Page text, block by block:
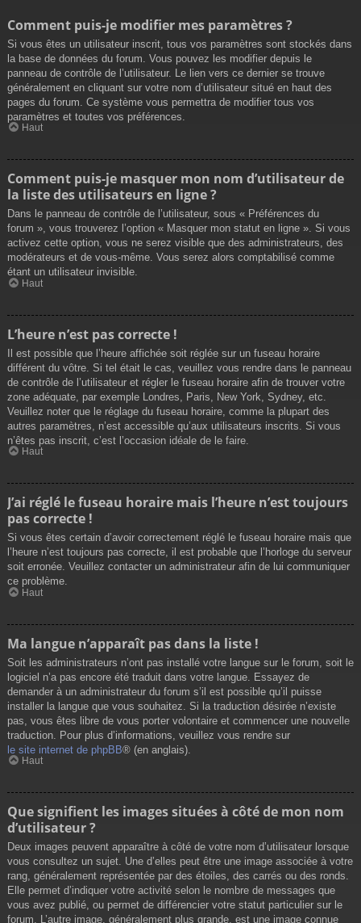
Comment puis-je modifier mes paramètres ?
Si vous êtes un utilisateur inscrit, tous vos paramètres sont stockés dans
la base de données du forum. Vous pouvez les modifier depuis le
panneau de contrôle de l’utilisateur. Le lien vers ce dernier se trouve
généralement en cliquant sur votre nom d’utilisateur situé en haut des
pages du forum. Ce système vous permettra de modifier tous vos
paramètres et toutes vos préférences.
Haut
Comment puis-je masquer mon nom d’utilisateur de
la liste des utilisateurs en ligne ?
Dans le panneau de contrôle de l’utilisateur, sous « Préférences du
forum », vous trouverez l’option « Masquer mon statut en ligne ». Si vous
activez cette option, vous ne serez visible que des administrateurs, des
modérateurs et de vous-même. Vous serez alors comptabilisé comme
étant un utilisateur invisible.
Haut
L’heure n’est pas correcte !
Il est possible que l’heure affichée soit réglée sur un fuseau horaire
différent du vôtre. Si tel était le cas, veuillez vous rendre dans le panneau
de contrôle de l’utilisateur et régler le fuseau horaire afin de trouver votre
zone adéquate, par exemple Londres, Paris, New York, Sydney, etc.
Veuillez noter que le réglage du fuseau horaire, comme la plupart des
autres paramètres, n’est accessible qu’aux utilisateurs inscrits. Si vous
n’êtes pas inscrit, c’est l’occasion idéale de le faire.
Haut
J’ai réglé le fuseau horaire mais l’heure n’est toujours
pas correcte !
Si vous êtes certain d’avoir correctement réglé le fuseau horaire mais que
l’heure n’est toujours pas correcte, il est probable que l’horloge du serveur
soit erronée. Veuillez contacter un administrateur afin de lui communiquer
ce problème.
Haut
Ma langue n’apparaît pas dans la liste !
Soit les administrateurs n’ont pas installé votre langue sur le forum, soit le
logiciel n’a pas encore été traduit dans votre langue. Essayez de
demander à un administrateur du forum s’il est possible qu’il puisse
installer la langue que vous souhaitez. Si la traduction désirée n’existe
pas, vous êtes libre de vous porter volontaire et commencer une nouvelle
traduction. Pour plus d’informations, veuillez vous rendre sur
le site internet de phpBB® (en anglais).
Haut
Que signifient les images situées à côté de mon nom
d’utilisateur ?
Deux images peuvent apparaître à côté de votre nom d’utilisateur lorsque
vous consultez un sujet. Une d’elles peut être une image associée à votre
rang, généralement représentée par des étoiles, des carrés ou des ronds.
Elle permet d’indiquer votre activité selon le nombre de messages que
vous avez publié, ou permet de différencier votre statut particulier sur le
forum. L’autre image, généralement plus grande, est une image connue